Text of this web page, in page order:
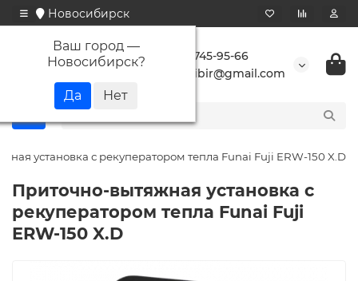
Новосибирск
Ваш город —
Новосибирск?
+7 923 745-95-66
buransibir@gmail.com
установка с рекуператором тепла Funai Fuji ERW-150 X.D
Приточно-вытяжная установка с
рекуператором тепла Funai Fuji
ERW-150 X.D